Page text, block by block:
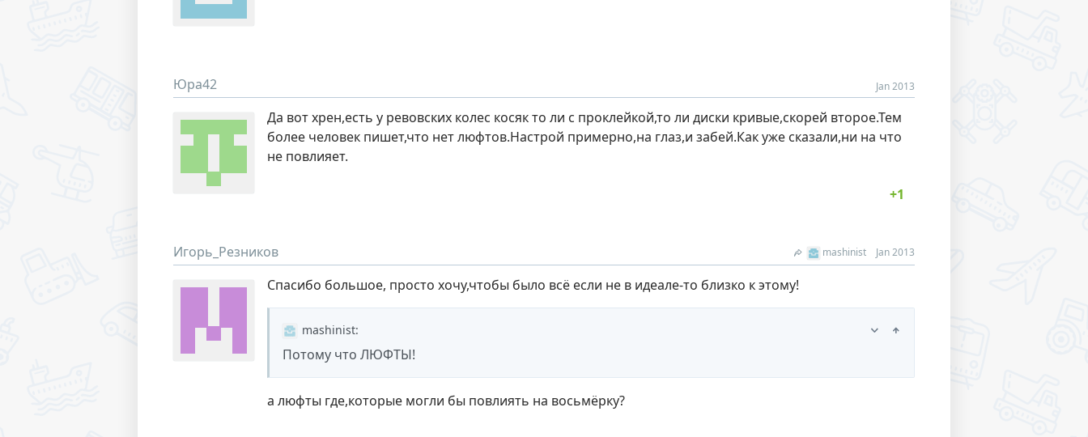
Юра42 Jan 2013
Да вот хрен,есть у ревовских колес косяк то ли с проклейкой,то ли диски кривые,скорей второе.Тем
более человек пишет,что нет люфтов.Настрой примерно,на глаз,и забей.Как уже сказали,ни на что
не повлияет.
Игорь_Резников mashinist Jan 2013
Спасибо большое, просто хочу,чтобы было всё если не в идеале-то близко к этому!
mashinist:
Потому что ЛЮФТЫ!
а люфты где,которые могли бы повлиять на восьмёрку?